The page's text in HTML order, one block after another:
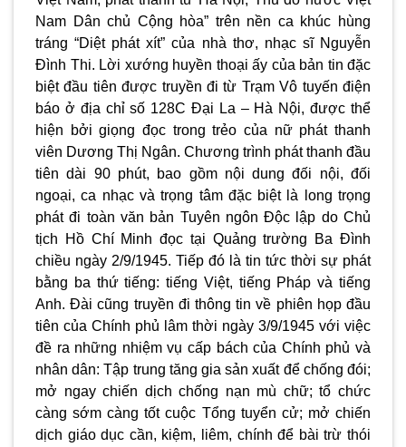
Nam Dân chủ Cộng hòa” trên nền ca khúc hùng
tráng “Diệt phát xít” của nhà thơ, nhạc sĩ Nguyễn
Đình Thi. Lời xướng huyền thoại ấy của bản tin đặc
biệt đầu tiên được truyền đi từ Trạm Vô tuyến điện
báo ở địa chỉ số 128C Đại La – Hà Nội, được thể
hiện bởi giọng đọc trong trẻo của nữ phát thanh
viên Dương Thị Ngân. Chương trình phát thanh đầu
tiên dài 90 phút, bao gồm nội dung đối nội, đối
ngoại, ca nhạc và trọng tâm đặc biệt là long trọng
phát đi toàn văn bản Tuyên ngôn Độc lập do Chủ
tịch Hồ Chí Minh đọc tại Quảng trường Ba Đình
chiều ngày 2/9/1945. Tiếp đó là tin tức thời sự phát
bằng ba thứ tiếng: tiếng Việt, tiếng Pháp và tiếng
Anh. Đài cũng truyền đi thông tin về phiên họp đầu
tiên của Chính phủ lâm thời ngày 3/9/1945 với việc
đề ra những nhiệm vụ cấp bách của Chính phủ và
nhân dân: Tập trung tăng gia sản xuất để chống đói;
mở ngay chiến dịch chống nạn mù chữ; tổ chức
càng sớm càng tốt cuộc Tổng tuyển cử; mở chiến
dịch giáo dục cần, kiệm, liêm, chính để bài trừ thói